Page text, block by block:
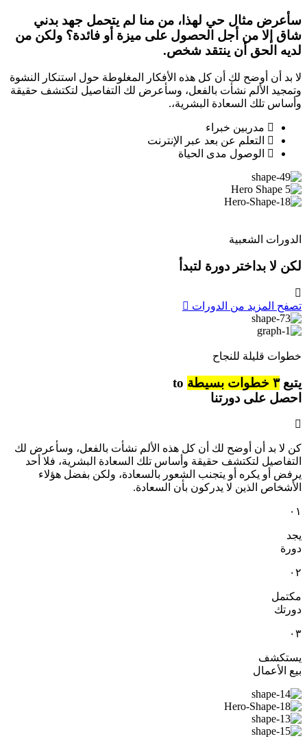
سأعرض مثال حي لهذا، من منا لم يتحمل جهد بدني
شاق إلا من أجل الحصول على ميزة أو فائدة؟ ولكن من
لديه الحق أن ينتقد شخص.
لا بد أن أوضح لك أن كل هذه الأفكار المغلوطة حول استنكار النشوة
وتمجيد الألم نشأت بالفعل، وسأعرض لك التفاصيل لتكتشف حقيقة
وأساس تلك السعادة البشرية،.
مدربين خبراء
التعلم عن بعد عبر الإنترنت
الوصول مدى الحياة
الدورات الشعبية
لكن لا بداختر دورة لتبدأ
تصفح المزيد من الدورات
خطوات قليلة للنجاح
يتبع٣ خطوات بسيطة
احصل على دورتنا
كن لا بد أن أوضح لك أن كل هذه الألم نشأت بالفعل، وسأعرض لك
التفاصيل لتكتشف حقيقة وأساس تلك السعادة البشرية، فلا أحد
يرفض أو يكره أو يتجنب الشعور بالسعادة، ولكن بفضل هؤلاء
الأشخاص الذين لا يدركون بأن السعادة.
٠١
يجد
دورة
٠٢
مكتمل
دورتك
٠٣
يستكشف
بيع الأعمال